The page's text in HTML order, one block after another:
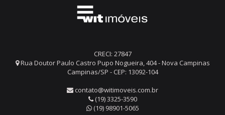
CRECI: 27847
Rua Doutor Paulo Castro Pupo Nogueira, 404 - Nova Campinas
Campinas/SP - CEP: 13092-104
contato@witimoveis.com.br
(19) 3325-3590
(19) 98901-5065